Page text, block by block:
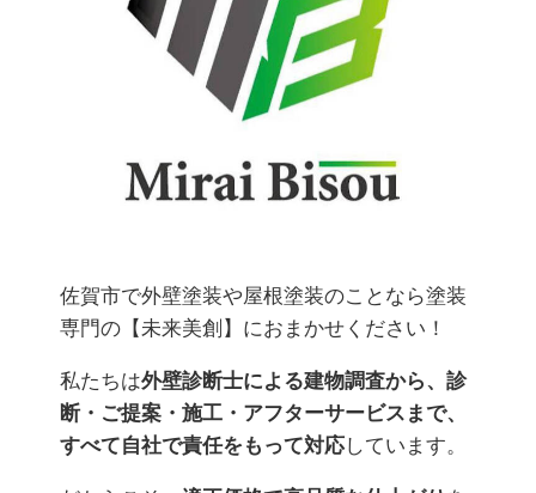
佐賀市で外壁塗装や屋根塗装のことなら塗装
専門の【未来美創】におまかせください！
私たちは外壁診断士による建物調査から、診
断・ご提案・施工・アフターサービスまで、
すべて自社で責任をもって対応しています。